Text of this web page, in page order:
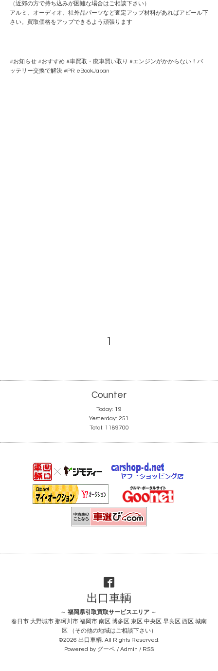
（近郊の方で持ち込みが困難な場合はご相談下さい）
アルミ、オーディオ、社外品パーツなど査定アップ材料があればアピール下
さい。買取価格をアップできるよう頑張ります
#お知らせ #おすすめ #車買取・廃車買い取り #エンジンがかからない！バ
ッテリー交換で解決 #PR eBookJapan
1
Counter
Today: 19
Yesterday: 251
Total: 1189700
出口車輌
～ 福岡県引取買取サービスエリア～
春日市 大野城市 那珂川市 福岡市 南区 博多区 東区 中央区 早良区 西区 城南
区 （その他の地域はご相談下さい）
©2026 出口車輌. All Rights Reserved.
Powered by グーペ / Admin / RSS